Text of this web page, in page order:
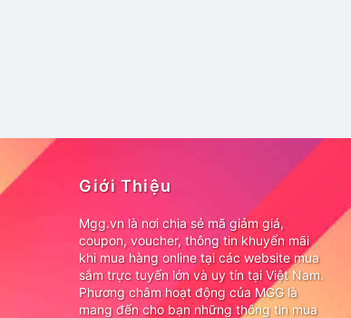
Giới Thiệu
Mgg.vn là nơi chia sẻ mã giảm giá,
coupon, voucher, thông tin khuyến mãi
khi mua hàng online tại các website mua
sắm trực tuyến lớn và uy tín tại Việt Nam.
Phương châm hoạt động của MGG là
mang đến cho bạn những thông tin mua